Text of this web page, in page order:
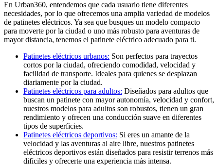
En Urban360, entendemos que cada usuario tiene diferentes
necesidades, por lo que ofrecemos una amplia variedad de modelos
de patinetes eléctricos. Ya sea que busques un modelo compacto
para moverte por la ciudad o uno más robusto para aventuras de
mayor distancia, tenemos el patinete eléctrico adecuado para ti.
Patinetes eléctricos urbanos: Son perfectos para trayectos
cortos por la ciudad, ofreciendo comodidad, velocidad y
facilidad de transporte. Ideales para quienes se desplazan
diariamente por la ciudad.
Patinetes eléctricos para adultos: Diseñados para adultos que
buscan un patinete con mayor autonomía, velocidad y confort,
nuestros modelos para adultos son robustos, tienen un gran
rendimiento y ofrecen una conducción suave en diferentes
tipos de superficies.
Patinetes eléctricos deportivos: Si eres un amante de la
velocidad y las aventuras al aire libre, nuestros patinetes
eléctricos deportivos están diseñados para resistir terrenos más
difíciles y ofrecerte una experiencia más intensa.